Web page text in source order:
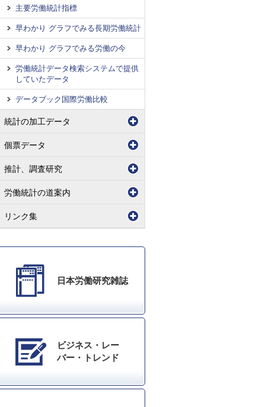
主要労働統計指標
早わかり グラフでみる長期労働統計
早わかり グラフでみる労働の今
労働統計データ検索システムで提供
していたデータ
データブック国際労働比較
統計の加工データ
個票データ
推計、調査研究
労働統計の道案内
リンク集
日本労働研究雑誌
ビジネス・レー
バー・トレンド